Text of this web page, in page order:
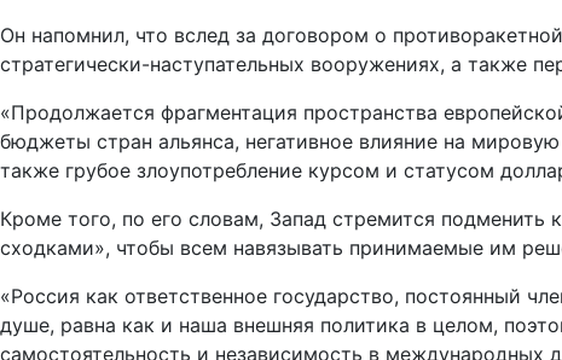
Он напомнил, что вслед за договором о
стратегически-наступательных вооружениях, а также
«Продолжается фрагментация пространства
бюджеты стран альянса, негативное влияние на
также грубое злоупотребление курсом и статусом
Кроме того, по его словам, Запад стремится
сходками», чтобы всем навязывать принимаемые им
«Россия как ответственное государство, постоянный
душе, равна как и наша внешняя политика в целом,
самостоятельность и независимость в международных